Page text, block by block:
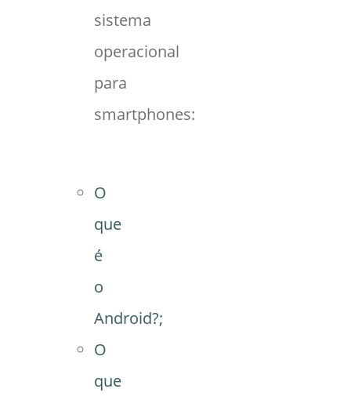
sistema
operacional
para
smartphones:
O
que
é
o
Android?;
O
que